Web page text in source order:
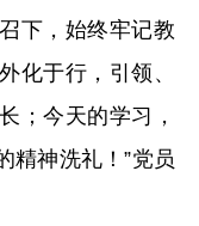
下，始终牢记教
化于行，引领、
；今天的学习，
精神洗礼！”党员